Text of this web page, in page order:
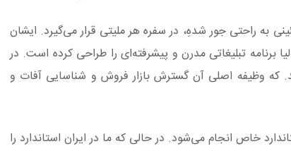
به راحتی جور شدهِ، در سفره هر ملیتی قرار می‌گیرد. ایشان
برنامه تبلیغاتی مدرن و پیشرفته‌ای را طراحی کرده است. در
که وظیفه اصلی آن گسترش بازار فروش و شناسایی آفات و
خاص انجام می‌شود. در حالی که ما در ایران استاندارد را